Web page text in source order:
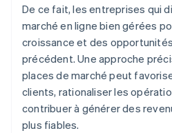
De ce fait, les entreprises qui
marché en ligne bien gérées
croissance et des
précédent. Une approche
places de marché peut
clients, rationaliser les
contribuer à générer des
plus fiables.